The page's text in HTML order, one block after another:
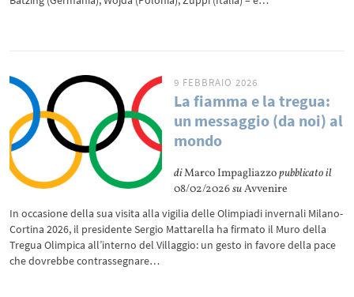
9 FEBBRAIO 2026
La fiamma e la tregua:
un messaggio (da noi) al
mondo
diMarco Impagliazzopubblicato il
08/02/2026suAvvenire
In occasione della sua visita alla vigilia delle Olimpiadi invernali Milano-
Cortina 2026, il presidente Sergio Mattarella ha firmato il Muro della
Tregua Olimpica all’interno del Villaggio: un gesto in favore della pace
che dovrebbe contrassegnare…